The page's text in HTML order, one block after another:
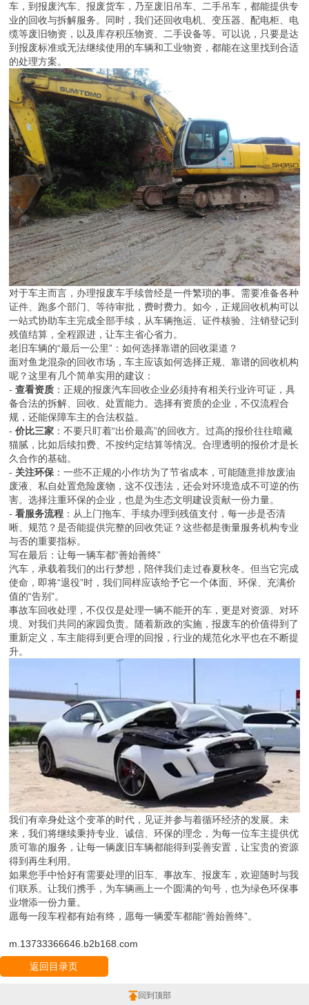
车，到报废汽车、报废货车，乃至废旧吊车、二手吊车，都能提供专
业的回收与拆解服务。同时，我们还回收电机、变压器、配电柜、电
缆等废旧物资，以及库存积压物资、二手设备等。可以说，只要是达
到报废标准或无法继续使用的车辆和工业物资，都能在这里找到合适
的处理方案。
对于车主而言，办理报废车手续曾经是一件繁琐的事。需要准备各种
证件、跑多个部门、等待审批，费时费力。如今，正规回收机构可以
一站式协助车主完成全部手续，从车辆拖运、证件核验、注销登记到
残值结算，全程跟进，让车主省心省力。
老旧车辆的“最后一公里”：如何选择靠谱的回收渠道？
面对鱼龙混杂的回收市场，车主应该如何选择正规、靠谱的回收机构
呢？这里有几个简单实用的建议：
-查看资质 ：正规的报废汽车回收企业必须持有相关行业许可证，具
备合法的拆解、回收、处置能力。选择有资质的企业，不仅流程合
规，还能保障车主的合法权益。
-价比三家 ：不要只盯着“出价最高”的回收方。过高的报价往往暗藏
猫腻，比如后续扣费、不按约定结算等情况。合理透明的报价才是长
久合作的基础。
- 关注环保 ：一些不正规的小作坊为了节省成本，可能随意排放废油
废液、私自处置危险废物，这不仅违法，还会对环境造成不可逆的伤
害。选择注重环保的企业，也是为生态文明建设贡献一份力量。
-看服务流程 ：从上门拖车、手续办理到残值支付，每一步是否清
晰、规范？是否能提供完整的回收凭证？这些都是衡量服务机构专业
与否的重要指标。
写在最后：让每一辆车都“善始善终”
汽车，承载着我们的出行梦想，陪伴我们走过春夏秋冬。但当它完成
使命，即将“退役”时，我们同样应该给予它一个体面、环保、充满价
值的“告别”。
事故车回收处理，不仅仅是处理一辆不能开的车，更是对资源、对环
境、对我们共同的家园负责。随着新政的实施，报废车的价值得到了
重新定义，车主能得到更合理的回报，行业的规范化水平也在不断提
升。
我们有幸身处这个变革的时代，见证并参与着循环经济的发展。未
来，我们将继续秉持专业、诚信、环保的理念，为每一位车主提供优
质可靠的服务，让每一辆废旧车辆都能得到妥善安置，让宝贵的资源
得到再生利用。
如果您手中恰好有需要处理的旧车、事故车、报废车，欢迎随时与我
们联系。让我们携手，为车辆画上一个圆满的句号，也为绿色环保事
业增添一份力量。
愿每一段车程都有始有终，愿每一辆爱车都能“善始善终”。
m.13733366646.b2b168.com
返回目录页
回到顶部